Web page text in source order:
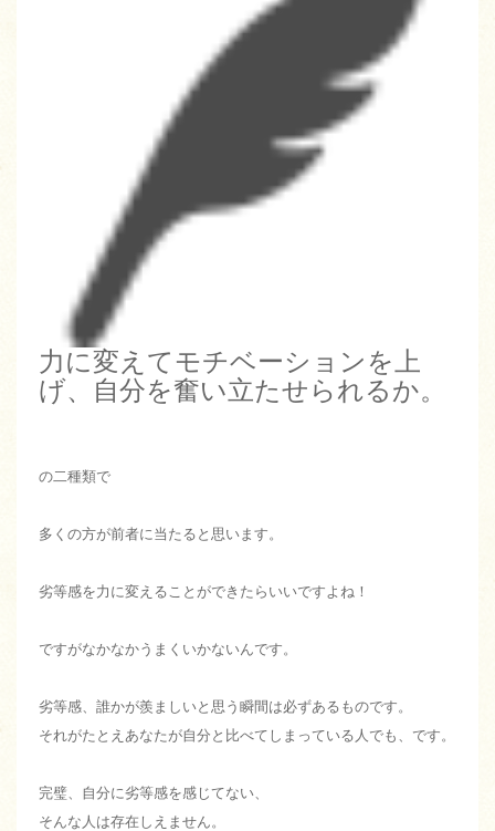
力に変えてモチベーションを上
げ、自分を奮い立たせられるか。
の二種類で
多くの方が前者に当たると思います。
劣等感を力に変えることができたらいいですよね！
ですがなかなかうまくいかないんです。
劣等感、誰かが羨ましいと思う瞬間は必ずあるものです。
それがたとえあなたが自分と比べてしまっている人でも、です。
完璧、自分に劣等感を感じてない、
そんな人は存在しえません。